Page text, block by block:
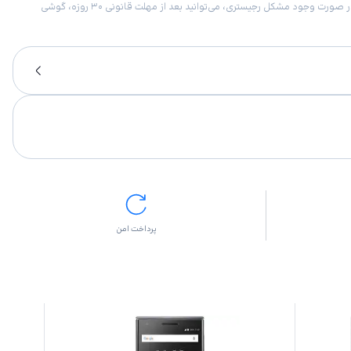
امکان برگشت کالا در گروه موبایل با دلیل “انصراف از خرید“ تنها در صورتی مورد قبول است که پلمب کالا باز نشده باشد. تمام گوشی‌های جی‌اس‌ام ضمانت رجیستری دارند. در صورت وجود مشکل رجیستری، می‌توانید بعد از مهلت قانونی ۳۰ روزه، گوشی
پرداخت امن